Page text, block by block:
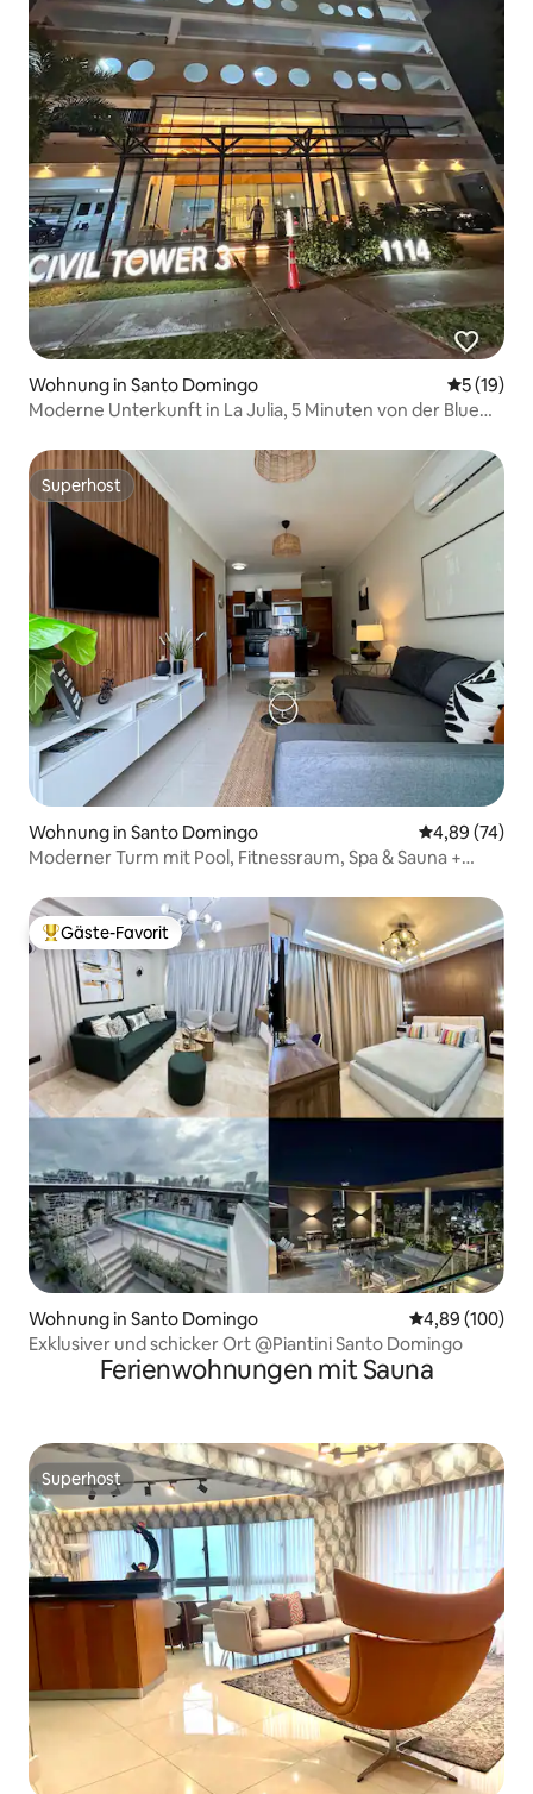
Wohnung in Santo Domingo
5 (19)
Moderne Unterkunft in La Julia, 5 Minuten von der Blue
Superhost
Superhost
Wohnung in Santo Domingo
4,89 (74)
Moderner Turm mit Pool, Fitnessraum, Spa & Sauna +
Beliebter Gäste-Favorit.
Gäste-Favorit
Wohnung in Santo Domingo
4,89 (100)
Exklusiver und schicker Ort @Piantini Santo Domingo
Ferienwohnungen mit Sauna
Superhost
Superhost